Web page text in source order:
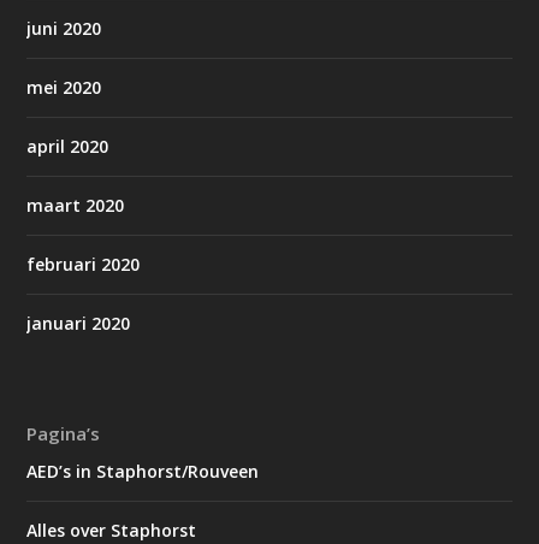
juni 2020
mei 2020
april 2020
maart 2020
februari 2020
januari 2020
Pagina’s
AED’s in Staphorst/Rouveen
Alles over Staphorst